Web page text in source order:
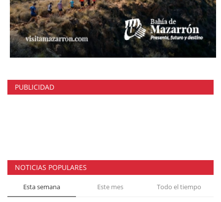
PUBLICIDAD
NOTICIAS POPULARES
Esta semana Este mes Todo el tiempo